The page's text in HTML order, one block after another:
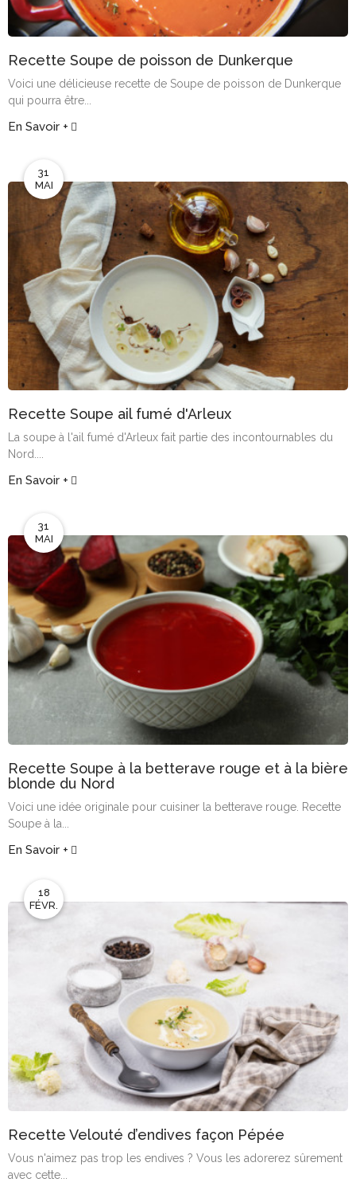
Recette Soupe de poisson de Dunkerque
Voici une délicieuse recette de Soupe de poisson de Dunkerque
qui pourra être...
En Savoir +
31
MAI
Recette Soupe ail fumé d'Arleux
La soupe à l'ail fumé d'Arleux fait partie des incontournables du
Nord....
En Savoir +
31
MAI
Recette Soupe à la betterave rouge et à la bière
blonde du Nord
Voici une idée originale pour cuisiner la betterave rouge. Recette
Soupe à la...
En Savoir +
18
FÉVR.
Recette Velouté d’endives façon Pépée
Vous n'aimez pas trop les endives ? Vous les adorerez sûrement
avec cette...